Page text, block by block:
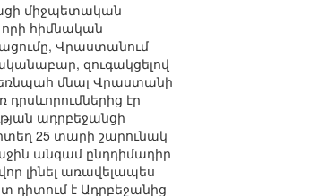
միջպետական
հիմնական
Վրաստանում
զուգակցելով
ձեռնպահ մնալ Վրաստանի
էր
ադրբեջանցի
25 տարի շարունակ
անգամ ընդդիմադիր
լինել առավելապես
դիտում է Ադրբեջանից